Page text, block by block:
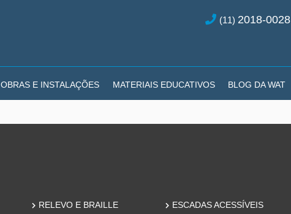
(11) 2018-0028
OBRAS E INSTALAÇÕES MATERIAIS EDUCATIVOS BLOG DA WAT
RELEVO E BRAILLE
ESCADAS ACESSÍVEIS